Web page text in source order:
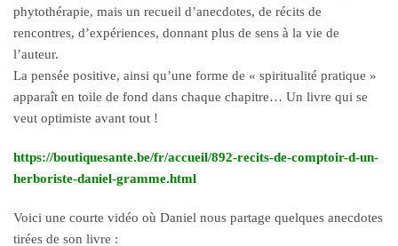
phytothérapie, mais un recueil d’anecdotes, de récits de
rencontres, d’expériences, donnant plus de sens à la vie de
l’auteur.
La pensée positive, ainsi qu’une forme de « spiritualité pratique »
apparaît en toile de fond dans chaque chapitre… Un livre qui se
veut optimiste avant tout !
https://boutiquesante.be/fr/accueil/892-recits-de-comptoir-d-un-
herboriste-daniel-gramme.html
Voici une courte vidéo où Daniel nous partage quelques anecdotes
tirées de son livre :